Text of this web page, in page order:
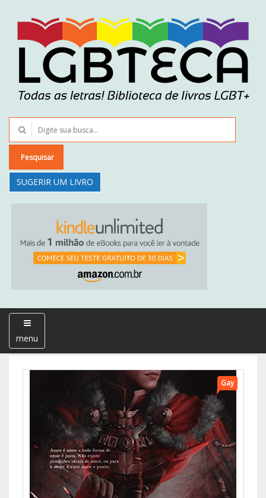
Pesquisar
SUGERIR UM LIVRO
menu
Gay